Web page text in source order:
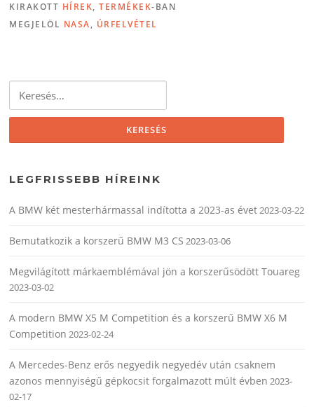
KIRAKOTT HÍREK,TERMÉKEK-BAN
MEGJELÖL NASA, ÚRFELVÉTEL
LEGFRISSEBB HÍREINK
A BMW két mesterhármassal indította a 2023-as évet2023-03-22
Bemutatkozik a korszerű BMW M3 CS 2023-03-06
Megvilágított márkaemblémával jön a korszerűsödött Touareg
2023-03-02
A modern BMW X5 M Competition és a korszerű BMW X6 M
Competition 2023-02-24
A Mercedes-Benz erős negyedik negyedév után csaknem
azonos mennyiségű gépkocsit forgalmazott múlt évben 2023-
02-17